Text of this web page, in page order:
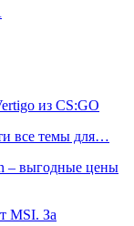
из CS:GO
все темы для…
– выгодные цены
MSI. За